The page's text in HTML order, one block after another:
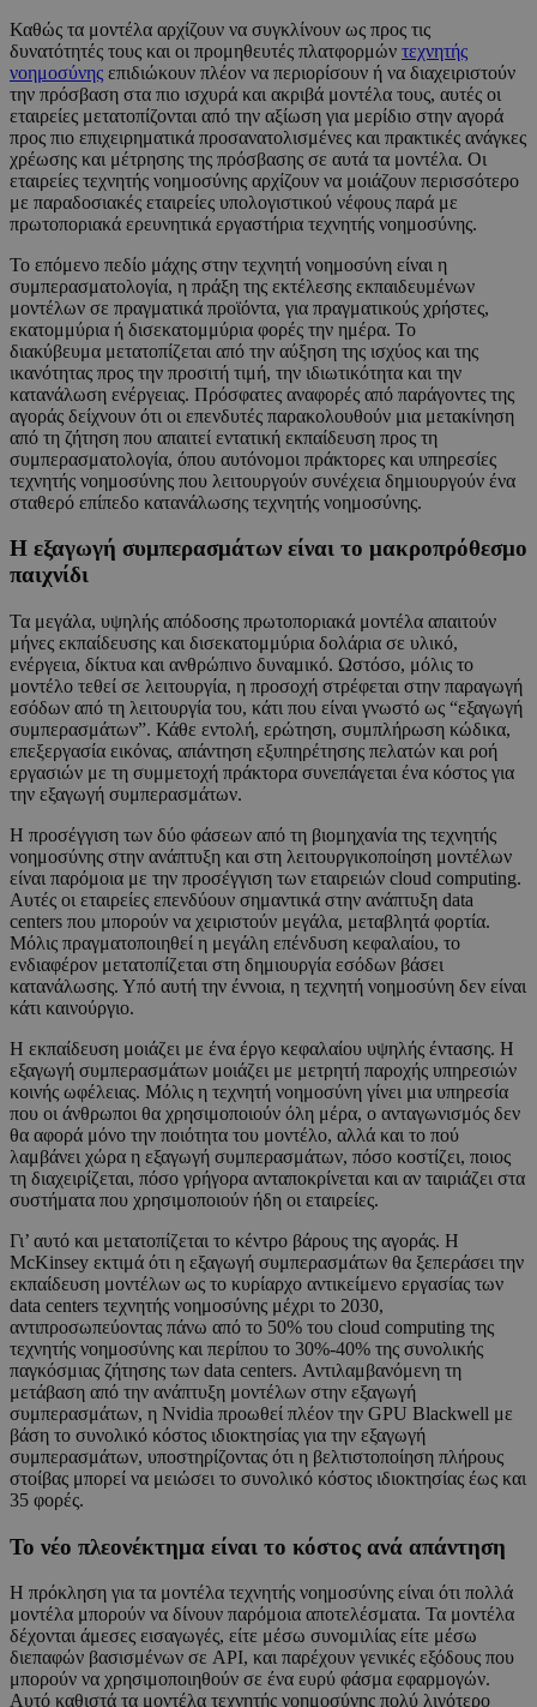
Καθώς τα μοντέλα αρχίζουν να συγκλίνουν ως προς τις
δυνατότητές τους και οι προμηθευτές πλατφορμών τεχνητής
νοημοσύνης επιδιώκουν πλέον να περιορίσουν ή να διαχειριστούν
την πρόσβαση στα πιο ισχυρά και ακριβά μοντέλα τους, αυτές οι
εταιρείες μετατοπίζονται από την αξίωση για μερίδιο στην αγορά
προς πιο επιχειρηματικά προσανατολισμένες και πρακτικές ανάγκες
χρέωσης και μέτρησης της πρόσβασης σε αυτά τα μοντέλα. Οι
εταιρείες τεχνητής νοημοσύνης αρχίζουν να μοιάζουν περισσότερο
με παραδοσιακές εταιρείες υπολογιστικού νέφους παρά με
πρωτοποριακά ερευνητικά εργαστήρια τεχνητής νοημοσύνης.
Το επόμενο πεδίο μάχης στην τεχνητή νοημοσύνη είναι η
συμπερασματολογία, η πράξη της εκτέλεσης εκπαιδευμένων
μοντέλων σε πραγματικά προϊόντα, για πραγματικούς χρήστες,
εκατομμύρια ή δισεκατομμύρια φορές την ημέρα. Το
διακύβευμα μετατοπίζεται από την αύξηση της ισχύος και της
ικανότητας προς την προσιτή τιμή, την ιδιωτικότητα και την
κατανάλωση ενέργειας. Πρόσφατες αναφορές από παράγοντες της
αγοράς δείχνουν ότι οι επενδυτές παρακολουθούν μια μετακίνηση
από τη ζήτηση που απαιτεί εντατική εκπαίδευση προς τη
συμπερασματολογία, όπου αυτόνομοι πράκτορες και υπηρεσίες
τεχνητής νοημοσύνης που λειτουργούν συνέχεια δημιουργούν ένα
σταθερό επίπεδο κατανάλωσης τεχνητής νοημοσύνης.
Η εξαγωγή συμπερασμάτων είναι το μακροπρόθεσμο
παιχνίδι
Τα μεγάλα, υψηλής απόδοσης πρωτοποριακά μοντέλα απαιτούν
μήνες εκπαίδευσης και δισεκατομμύρια δολάρια σε υλικό,
ενέργεια, δίκτυα και ανθρώπινο δυναμικό. Ωστόσο, μόλις το
μοντέλο τεθεί σε λειτουργία, η προσοχή στρέφεται στην παραγωγή
εσόδων από τη λειτουργία του, κάτι που είναι γνωστό ως “εξαγωγή
συμπερασμάτων”. Κάθε εντολή, ερώτηση, συμπλήρωση κώδικα,
επεξεργασία εικόνας, απάντηση εξυπηρέτησης πελατών και ροή
εργασιών με τη συμμετοχή πράκτορα συνεπάγεται ένα κόστος για
την εξαγωγή συμπερασμάτων.
Η προσέγγιση των δύο φάσεων από τη βιομηχανία της τεχνητής
νοημοσύνης στην ανάπτυξη και στη λειτουργικοποίηση μοντέλων
είναι παρόμοια με την προσέγγιση των εταιρειών cloud computing.
Αυτές οι εταιρείες επενδύουν σημαντικά στην ανάπτυξη data
centers που μπορούν να χειριστούν μεγάλα, μεταβλητά φορτία.
Μόλις πραγματοποιηθεί η μεγάλη επένδυση κεφαλαίου, το
ενδιαφέρον μετατοπίζεται στη δημιουργία εσόδων βάσει
κατανάλωσης. Υπό αυτή την έννοια, η τεχνητή νοημοσύνη δεν είναι
κάτι καινούργιο.
Η εκπαίδευση μοιάζει με ένα έργο κεφαλαίου υψηλής έντασης. Η
εξαγωγή συμπερασμάτων μοιάζει με μετρητή παροχής υπηρεσιών
κοινής ωφέλειας. Μόλις η τεχνητή νοημοσύνη γίνει μια υπηρεσία
που οι άνθρωποι θα χρησιμοποιούν όλη μέρα, ο ανταγωνισμός δεν
θα αφορά μόνο την ποιότητα του μοντέλο, αλλά και το πού
λαμβάνει χώρα η εξαγωγή συμπερασμάτων, πόσο κοστίζει, ποιος
τη διαχειρίζεται, πόσο γρήγορα ανταποκρίνεται και αν ταιριάζει στα
συστήματα που χρησιμοποιούν ήδη οι εταιρείες.
Γι’ αυτό και μετατοπίζεται το κέντρο βάρους της αγοράς. Η
McKinsey εκτιμά ότι η εξαγωγή συμπερασμάτων θα ξεπεράσει την
εκπαίδευση μοντέλων ως το κυρίαρχο αντικείμενο εργασίας των
data centers τεχνητής νοημοσύνης μέχρι το 2030,
αντιπροσωπεύοντας πάνω από το 50% του cloud computing της
τεχνητής νοημοσύνης και περίπου το 30%-40% της συνολικής
παγκόσμιας ζήτησης των data centers. Αντιλαμβανόμενη τη
μετάβαση από την ανάπτυξη μοντέλων στην εξαγωγή
συμπερασμάτων, η Nvidia προωθεί πλέον την GPU Blackwell με
βάση το συνολικό κόστος ιδιοκτησίας για την εξαγωγή
συμπερασμάτων, υποστηρίζοντας ότι η βελτιστοποίηση πλήρους
στοίβας μπορεί να μειώσει το συνολικό κόστος ιδιοκτησίας έως και
35 φορές.
Το νέο πλεονέκτημα είναι το κόστος ανά απάντηση
Η πρόκληση για τα μοντέλα τεχνητής νοημοσύνης είναι ότι πολλά
μοντέλα μπορούν να δίνουν παρόμοια αποτελέσματα. Τα μοντέλα
δέχονται άμεσες εισαγωγές, είτε μέσω συνομιλίας είτε μέσω
διεπαφών βασισμένων σε API, και παρέχουν γενικές εξόδους που
μπορούν να χρησιμοποιηθούν σε ένα ευρύ φάσμα εφαρμογών.
Αυτό καθιστά τα μοντέλα τεχνητής νοημοσύνης πολύ λιγότερο